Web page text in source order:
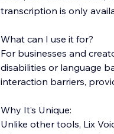
transcription is only
What can I use it for?
For businesses and
disabilities or language
interaction barriers,
Why It’s Unique:
Unlike other tools, Lix